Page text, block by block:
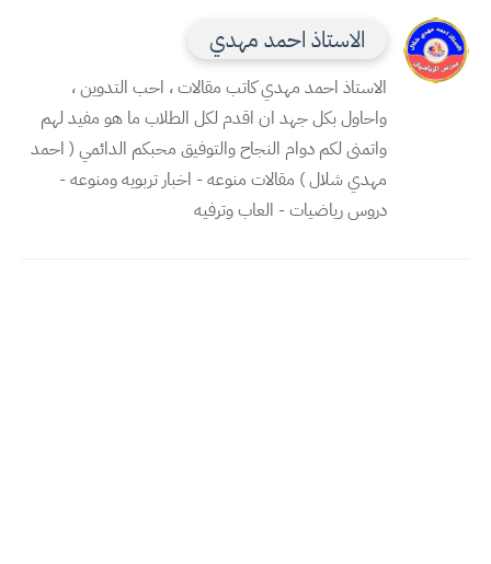
الاستاذ احمد مهدي
الاستاذ احمد مهدي كاتب مقالات ، احب التدوين ،
واحاول بكل جهد ان اقدم لكل الطلاب ما هو مفيد لهم
واتمنى لكم دوام النجاح والتوفيق محبكم الدائمي ( احمد
مهدي شلال ) مقالات منوعه - اخبار تربويه ومنوعه -
دروس رياضيات - العاب وترفيه